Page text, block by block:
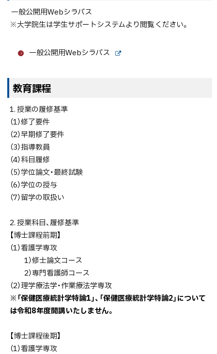
一般公開用Webシラバス
※大学院生は学生サポートシステムより閲覧ください。
一般公開用Webシラバス
教育課程
1. 授業の履修基準
（1）修了要件
（2）早期修了要件
（3）指導教員
（4）科目履修
（5）学位論文・最終試験
（6）学位の授与
（7）留学の取扱い
2. 授業科目、履修基準
【博士課程前期】
（1）看護学専攻
1）修士論文コース
2）専門看護師コース
（2）理学療法学・作業療法学専攻
※「保健医療統計学特論1」、「保健医療統計学特論2」について
は令和8年度開講いたしません。
【博士課程後期】
（1）看護学専攻